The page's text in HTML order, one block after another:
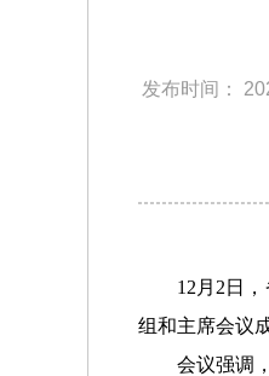
发布时间：
12月2日
组和主席会议
会议强调，